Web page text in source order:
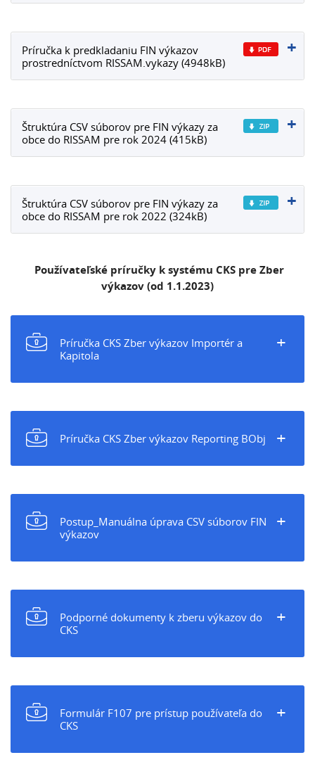
Príručka k predkladaniu FIN výkazov
prostredníctvom RISSAM.vykazy (4948kB)
Štruktúra CSV súborov pre FIN výkazy za
obce do RISSAM pre rok 2024 (415kB)
Štruktúra CSV súborov pre FIN výkazy za
obce do RISSAM pre rok 2022 (324kB)
Používateľské príručky k systému CKS pre Zber
výkazov (od 1.1.2023)
+
Príručka CKS Zber výkazov Importér a
Kapitola
+
Príručka CKS Zber výkazov Reporting BObj
+
Postup_Manuálna úprava CSV súborov FIN
výkazov
+
Podporné dokumenty k zberu výkazov do
CKS
+
Formulár F107 pre prístup používateľa do
CKS